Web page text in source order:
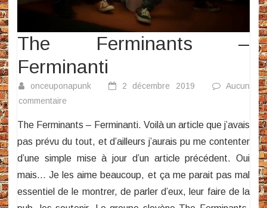
The Ferminants –
Ferminanti
onceuponapunk 2 décembre 2019
Aucun
commentaire
Ferminants
–
Ferminanti
The Ferminants – Ferminanti. Voilà un article que j’avais
pas prévu du tout, et d’ailleurs j’aurais pu me contenter
d’une simple mise à jour d’un article précédent. Oui
mais… Je les aime beaucoup, et ça me parait pas mal
essentiel de le montrer, de parler d’eux, leur faire de la